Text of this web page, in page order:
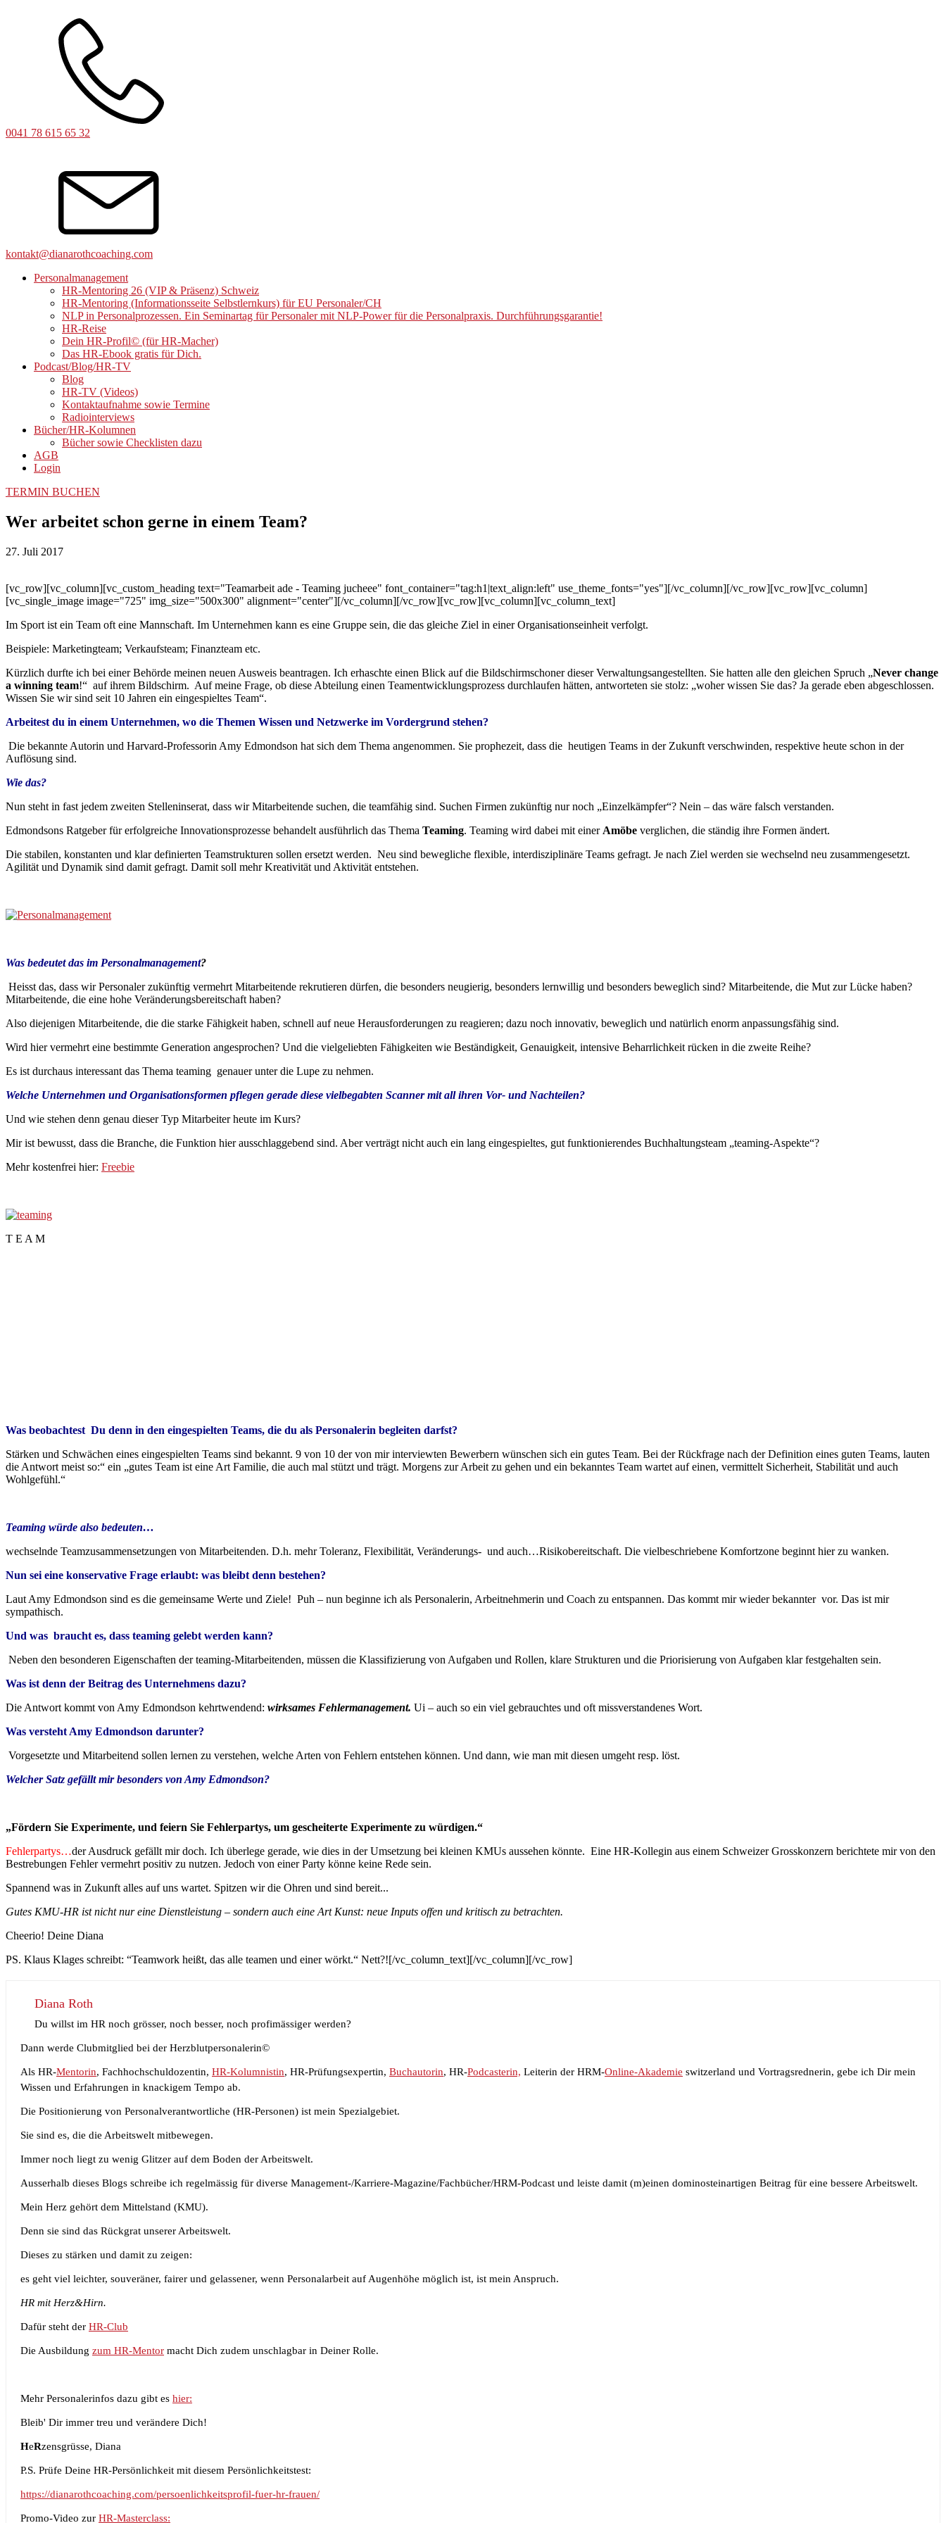
0041 78 615 65 32
kontakt@dianarothcoaching.com
Personalmanagement
HR-Mentoring 26 (VIP & Präsenz) Schweiz
HR-Mentoring (Informationsseite Selbstlernkurs) für EU Personaler/CH
NLP in Personalprozessen. Ein Seminartag für Personaler mit NLP-Power für die Personalpraxis. Durchführungsgarantie!
HR-Reise
Dein HR-Profil© (für HR-Macher)
Das HR-Ebook gratis für Dich.
Podcast/Blog/HR-TV
Blog
HR-TV (Videos)
Kontaktaufnahme sowie Termine
Radiointerviews
Bücher/HR-Kolumnen
Bücher sowie Checklisten dazu
AGB
Login
TERMIN BUCHEN
Wer arbeitet schon gerne in einem Team?
27. Juli 2017
[vc_row][vc_column][vc_custom_heading text="Teamarbeit ade - Teaming jucheee" font_container="tag:h1|text_align:left" use_theme_fonts="yes"][/vc_column][/vc_row][vc_row][vc_column]
[vc_single_image image="725" img_size="500x300" alignment="center"][/vc_column][/vc_row][vc_row][vc_column][vc_column_text]
Im Sport ist ein Team oft eine Mannschaft. Im Unternehmen kann es eine Gruppe sein, die das gleiche Ziel in einer Organisationseinheit verfolgt.
Beispiele: Marketingteam; Verkaufsteam; Finanzteam etc.
Kürzlich durfte ich bei einer Behörde meinen neuen Ausweis beantragen. Ich erhaschte einen Blick auf die Bildschirmschoner dieser Verwaltungsangestellten. Sie hatten alle den gleichen Spruch „Never change
a winning team!“ auf ihrem Bildschirm. Auf meine Frage, ob diese Abteilung einen Teamentwicklungsprozess durchlaufen hätten, antworteten sie stolz: „woher wissen Sie das? Ja gerade eben abgeschlossen.
Wissen Sie wir sind seit 10 Jahren ein eingespieltes Team“.
Arbeitest du in einem Unternehmen, wo die Themen Wissen und Netzwerke im Vordergrund stehen?
Die bekannte Autorin und Harvard-Professorin Amy Edmondson hat sich dem Thema angenommen. Sie prophezeit, dass die heutigen Teams in der Zukunft verschwinden, respektive heute schon in der
Auflösung sind.
Wie das?
Nun steht in fast jedem zweiten Stelleninserat, dass wir Mitarbeitende suchen, die teamfähig sind. Suchen Firmen zukünftig nur noch „Einzelkämpfer“? Nein – das wäre falsch verstanden.
Edmondsons Ratgeber für erfolgreiche Innovationsprozesse behandelt ausführlich das Thema Teaming. Teaming wird dabei mit einer Amöbe verglichen, die ständig ihre Formen ändert.
Die stabilen, konstanten und klar definierten Teamstrukturen sollen ersetzt werden. Neu sind bewegliche flexible, interdisziplinäre Teams gefragt. Je nach Ziel werden sie wechselnd neu zusammengesetzt.
Agilität und Dynamik sind damit gefragt. Damit soll mehr Kreativität und Aktivität entstehen.
Was bedeutet das im Personalmanagement?
Heisst das, dass wir Personaler zukünftig vermehrt Mitarbeitende rekrutieren dürfen, die besonders neugierig, besonders lernwillig und besonders beweglich sind? Mitarbeitende, die Mut zur Lücke haben?
Mitarbeitende, die eine hohe Veränderungsbereitschaft haben?
Also diejenigen Mitarbeitende, die die starke Fähigkeit haben, schnell auf neue Herausforderungen zu reagieren; dazu noch innovativ, beweglich und natürlich enorm anpassungsfähig sind.
Wird hier vermehrt eine bestimmte Generation angesprochen? Und die vielgeliebten Fähigkeiten wie Beständigkeit, Genauigkeit, intensive Beharrlichkeit rücken in die zweite Reihe?
Es ist durchaus interessant das Thema teaming genauer unter die Lupe zu nehmen.
Welche Unternehmen und Organisationsformen pflegen gerade diese vielbegabten Scanner mit all ihren Vor- und Nachteilen?
Und wie stehen denn genau dieser Typ Mitarbeiter heute im Kurs?
Mir ist bewusst, dass die Branche, die Funktion hier ausschlaggebend sind. Aber verträgt nicht auch ein lang eingespieltes, gut funktionierendes Buchhaltungsteam „teaming-Aspekte“?
Mehr kostenfrei hier: Freebie
T E A M
Was beobachtest Du denn in den eingespielten Teams, die du als Personalerin begleiten darfst?
Stärken und Schwächen eines eingespielten Teams sind bekannt. 9 von 10 der von mir interviewten Bewerbern wünschen sich ein gutes Team. Bei der Rückfrage nach der Definition eines guten Teams, lauten
die Antwort meist so:“ ein „gutes Team ist eine Art Familie, die auch mal stützt und trägt. Morgens zur Arbeit zu gehen und ein bekanntes Team wartet auf einen, vermittelt Sicherheit, Stabilität und auch
Wohlgefühl.“
Teaming würde also bedeuten…
wechselnde Teamzusammensetzungen von Mitarbeitenden. D.h. mehr Toleranz, Flexibilität, Veränderungs- und auch…Risikobereitschaft. Die vielbeschriebene Komfortzone beginnt hier zu wanken.
Nun sei eine konservative Frage erlaubt: was bleibt denn bestehen?
Laut Amy Edmondson sind es die gemeinsame Werte und Ziele! Puh – nun beginne ich als Personalerin, Arbeitnehmerin und Coach zu entspannen. Das kommt mir wieder bekannter vor. Das ist mir
sympathisch.
Und was braucht es, dass teaming gelebt werden kann?
Neben den besonderen Eigenschaften der teaming-Mitarbeitenden, müssen die Klassifizierung von Aufgaben und Rollen, klare Strukturen und die Priorisierung von Aufgaben klar festgehalten sein.
Was ist denn der Beitrag des Unternehmens dazu?
Die Antwort kommt von Amy Edmondson kehrtwendend: wirksames Fehlermanagement. Ui – auch so ein viel gebrauchtes und oft missverstandenes Wort.
Was versteht Amy Edmondson darunter?
Vorgesetzte und Mitarbeitend sollen lernen zu verstehen, welche Arten von Fehlern entstehen können. Und dann, wie man mit diesen umgeht resp. löst.
Welcher Satz gefällt mir besonders von Amy Edmondson?
„Fördern Sie Experimente, und feiern Sie Fehlerpartys, um gescheiterte Experimente zu würdigen.“
Fehlerpartys…der Ausdruck gefällt mir doch. Ich überlege gerade, wie dies in der Umsetzung bei kleinen KMUs aussehen könnte. Eine HR-Kollegin aus einem Schweizer Grosskonzern berichtete mir von den
Bestrebungen Fehler vermehrt positiv zu nutzen. Jedoch von einer Party könne keine Rede sein.
Spannend was in Zukunft alles auf uns wartet. Spitzen wir die Ohren und sind bereit...
Gutes KMU-HR ist nicht nur eine Dienstleistung – sondern auch eine Art Kunst: neue Inputs offen und kritisch zu betrachten.
Cheerio! Deine Diana
PS. Klaus Klages schreibt: “Teamwork heißt, das alle teamen und einer wörkt.“ Nett?![/vc_column_text][/vc_column][/vc_row]
Diana Roth
Du willst im HR noch grösser, noch besser, noch profimässiger werden?
Dann werde Clubmitglied bei der Herzblutpersonalerin©
Als HR-Mentorin, Fachhochschuldozentin, HR-Kolumnistin, HR-Prüfungsexpertin, Buchautorin, HR-Podcasterin, Leiterin der HRM-Online-Akademie switzerland und Vortragsrednerin, gebe ich Dir mein
Wissen und Erfahrungen in knackigem Tempo ab.
Die Positionierung von Personalverantwortliche (HR-Personen) ist mein Spezialgebiet.
Sie sind es, die die Arbeitswelt mitbewegen.
Immer noch liegt zu wenig Glitzer auf dem Boden der Arbeitswelt.
Ausserhalb dieses Blogs schreibe ich regelmässig für diverse Management-/Karriere-Magazine/Fachbücher/HRM-Podcast und leiste damit (m)einen dominosteinartigen Beitrag für eine bessere Arbeitswelt.
Mein Herz gehört dem Mittelstand (KMU).
Denn sie sind das Rückgrat unserer Arbeitswelt.
Dieses zu stärken und damit zu zeigen:
es geht viel leichter, souveräner, fairer und gelassener, wenn Personalarbeit auf Augenhöhe möglich ist, ist mein Anspruch.
HR mit Herz&Hirn.
Dafür steht der HR-Club
Die Ausbildung zum HR-Mentor macht Dich zudem unschlagbar in Deiner Rolle.
Mehr Personalerinfos dazu gibt es hier:
Bleib' Dir immer treu und verändere Dich!
HeRzensgrüsse, Diana
P.S. Prüfe Deine HR-Persönlichkeit mit diesem Persönlichkeitstest:
https://dianarothcoaching.com/persoenlichkeitsprofil-fuer-hr-frauen/
Promo-Video zur HR-Masterclass: